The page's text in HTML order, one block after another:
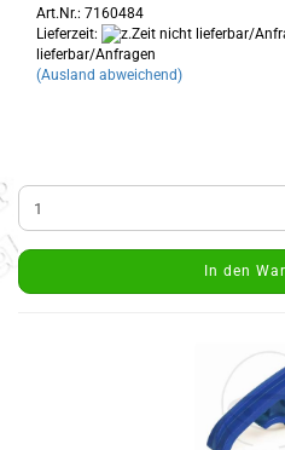
Art.Nr.: 7160484
Lieferzeit:
lieferbar/Anfragen
(Ausland abweichend)
In den